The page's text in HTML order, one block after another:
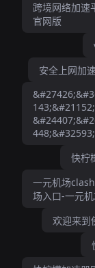
跨境网络加
官网版
安全上网加
448;&#32593;
快柠
一元机场
场入口-一元
欢迎来到